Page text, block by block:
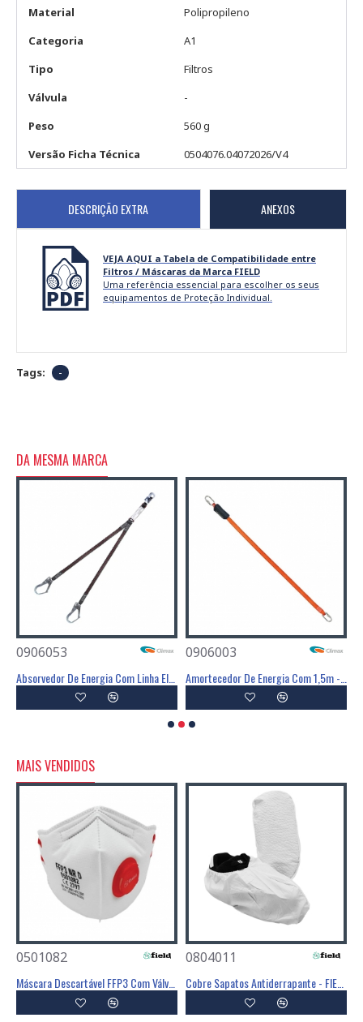
Material
Polipropileno
Categoria
A1
Tipo
Filtros
Válvula
-
Peso
560 g
Versão Ficha Técnica
0504076.04072026/V4
DESCRIÇÃO EXTRA ANEXOS
VEJA AQUI a Tabela de Compatibilidade entre
Filtros / Máscaras da Marca FIELD
Uma referência essencial para escolher os seus
equipamentos de Proteção Individual.
Tags: -
DA MESMA MARCA
0906053 0906003
MAIS VENDIDOS
0501082 0804011